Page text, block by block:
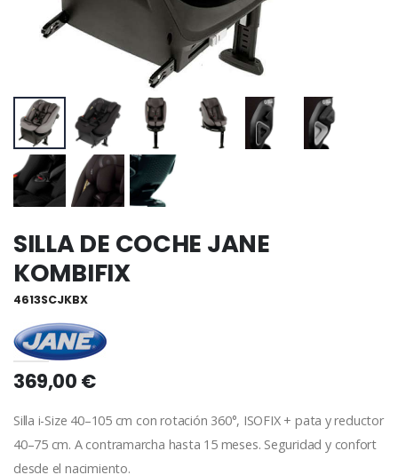
SILLA DE COCHE JANE
KOMBIFIX
4613SCJKBX
369,00 €
Silla i-Size 40–105 cm con rotación 360°, ISOFIX + pata y reductor
40–75 cm. A contramarcha hasta 15 meses. Seguridad y confort
desde el nacimiento.